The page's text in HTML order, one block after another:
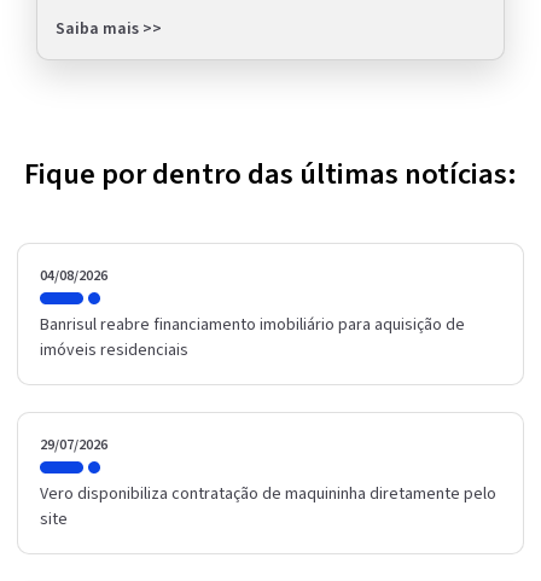
Saiba mais >>
Fique por dentro das últimas notícias:
04/08/2026
Banrisul reabre financiamento imobiliário para aquisição de
imóveis residenciais
29/07/2026
Vero disponibiliza contratação de maquininha diretamente pelo
site